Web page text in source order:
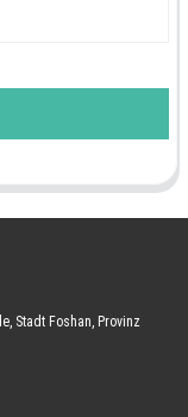
Stadt Foshan, Provinz